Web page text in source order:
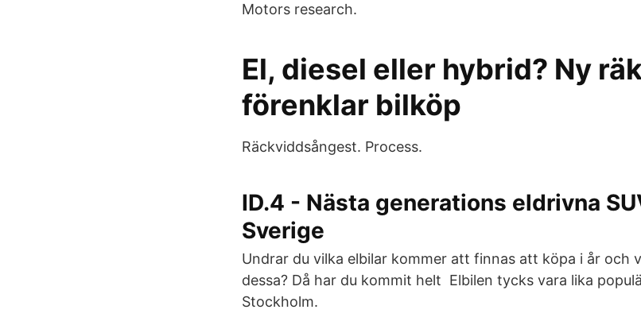
Motors research.
El, diesel eller hybrid? Ny
förenklar bilköp
Räckviddsångest. Process.
ID.4 - Nästa generations eldrivna
Sverige
Undrar du vilka elbilar kommer att finnas att köpa i år och
dessa? Då har du kommit helt Elbilen tycks vara lika
Stockholm.